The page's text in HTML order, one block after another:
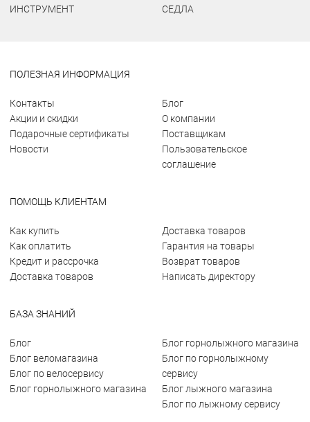
ИНСТРУМЕНТ
СЕДЛА
ПОЛЕЗНАЯ ИНФОРМАЦИЯ
Контакты
Акции и скидки
Подарочные сертификаты
Новости
Блог
О компании
Поставщикам
Пользовательское
соглашение
ПОМОЩЬ КЛИЕНТАМ
Как купить
Как оплатить
Кредит и рассрочка
Доставка товаров
Доставка товаров
Гарантия на товары
Возврат товаров
Написать директору
БАЗА ЗНАНИЙ
Блог
Блог веломагазина
Блог по велосервису
Блог горнолыжного магазина
Блог горнолыжного магазина
Блог по горнолыжному
сервису
Блог лыжного магазина
Блог по лыжному сервису